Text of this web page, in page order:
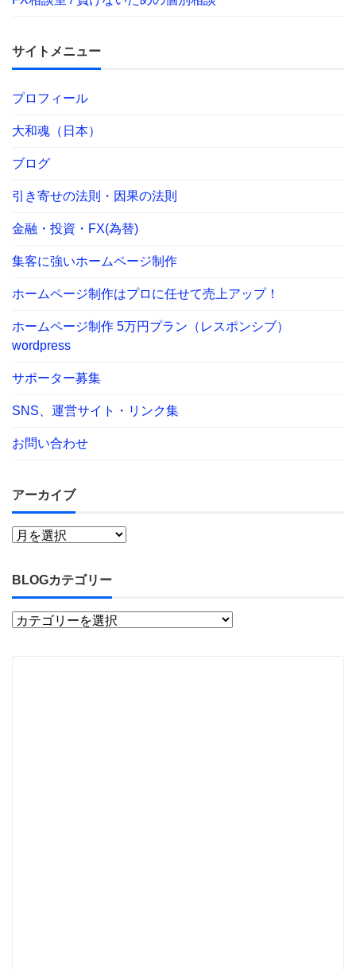
サイトメニュー
プロフィール
大和魂（日本）
ブログ
引き寄せの法則・因果の法則
金融・投資・FX(為替)
集客に強いホームページ制作
ホームページ制作はプロに任せて売上アップ！
ホームページ制作 5万円プラン（レスポンシブ）
wordpress
サポーター募集
SNS、運営サイト・リンク集
お問い合わせ
アーカイブ
BLOGカテゴリー